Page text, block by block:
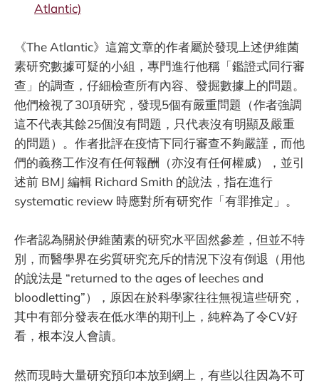
Atlantic)
《The Atlantic》這篇文章的作者屬於發現上述伊維菌
素研究數據可疑的小組，專門進行他稱「鑑證式同行審
查」的調查，仔細檢查所有內容、發掘數據上的問題。
他們檢視了30項研究，發現5個有嚴重問題（作者強調
這不代表其餘25個沒有問題，只代表沒有明顯及嚴重
的問題）。作者批評在疫情下同行審查不夠嚴謹，而他
們的義務工作沒有任何報酬（亦沒有任何權威），並引
述前 BMJ 編輯 Richard Smith 的說法，指在進行
systematic review 時應對所有研究作「有罪推定」。
作者認為關於伊維菌素的研究水平固然參差，但並不特
別，而醫學界在劣質研究充斥的情況下沒有倒退（用他
的說法是 “returned to the ages of leeches and
bloodletting”），原因在於科學家往往無視這些研究，
其中有部分發表在低水準的期刊上，純粹為了令CV好
看，根本沒人會讀。
然而現時大量研究預印本放到網上，有些以往因為不可